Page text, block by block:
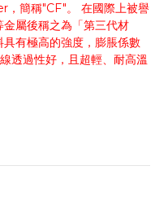
，簡稱"CF"。 在國際上被譽
屬後稱之為「第三代材
有極高的強度，膨脹係數
透過性好，且超輕、耐高溫